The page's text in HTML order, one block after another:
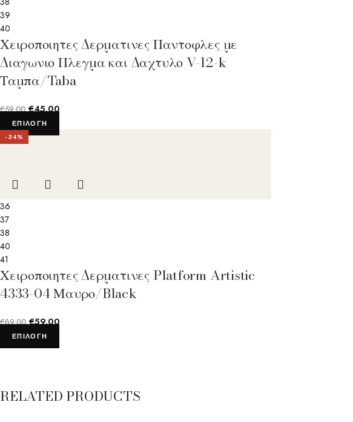
39
40
Χειροποιητες Δερματινες Παντοφλες με
Διαγωνιο Πλεγμα και Δαχτυλο V-12-k
Ταμπα/Taba
€59.00 €45.00
ΕΠΙΛΟΓΉ
-34%
36
37
38
40
41
Χειροποιητες Δερματινες Platform Artistic
4333-04 Μαυρο/Black
€89.00 €59.00
ΕΠΙΛΟΓΉ
RELATED PRODUCTS